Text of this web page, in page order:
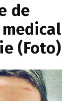
de
(Foto)